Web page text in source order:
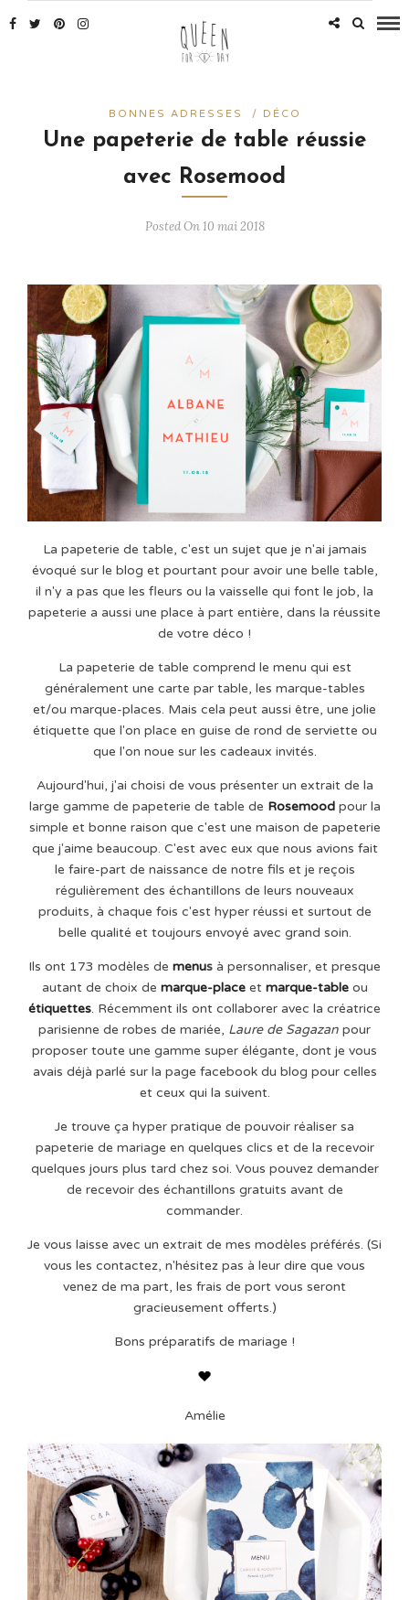
BONNES ADRESSES / DÉCO
Une papeterie de table réussie
avec Rosemood
Posted On 10 mai 2018
La papeterie de table, c'est un sujet que je n'ai jamais
évoqué sur le blog et pourtant pour avoir une belle table,
il n'y a pas que les fleurs ou la vaisselle qui font le job, la
papeterie a aussi une place à part entière, dans la réussite
de votre déco !
La papeterie de table comprend le menu qui est
généralement une carte par table, les marque-tables
et/ou marque-places. Mais cela peut aussi être, une jolie
étiquette que l'on place en guise de rond de serviette ou
que l'on noue sur les cadeaux invités.
Aujourd'hui, j'ai choisi de vous présenter un extrait de la
large gamme de papeterie de table de Rosemoodpour la
simple et bonne raison que c'est une maison de papeterie
que j'aime beaucoup. C'est avec eux que nous avions fait
le faire-part de naissance de notre fils et je reçois
régulièrement des échantillons de leurs nouveaux
produits, à chaque fois c'est hyper réussi et surtout de
belle qualité et toujours envoyé avec grand soin.
Ils ont 173 modèles de menus à personnaliser, et presque
autant de choix de marque-placeet marque-tableou
étiquettes. Récemment ils ont collaborer avec la créatrice
parisienne de robes de mariée, Laure de Sagazan pour
proposer toute une gamme super élégante, dont je vous
avais déjà parlé sur la page facebook du blog pour celles
et ceux qui la suivent.
Je trouve ça hyper pratique de pouvoir réaliser sa
papeterie de mariage en quelques clics et de la recevoir
quelques jours plus tard chez soi. Vous pouvez demander
de recevoir des échantillons gratuits avant de
commander.
Je vous laisse avec un extrait de mes modèles préférés. (Si
vous les contactez, n'hésitez pas à leur dire que vous
venez de ma part, les frais de port vous seront
gracieusement offerts.)
Bons préparatifs de mariage !
Amélie